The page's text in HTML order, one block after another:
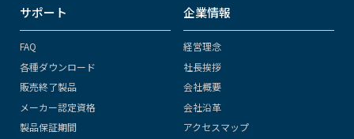
サポート
FAQ
各種ダウンロード
販売終了製品
メーカー認定資格
製品保証期間
企業情報
経営理念
社長挨拶
会社概要
会社沿革
アクセスマップ